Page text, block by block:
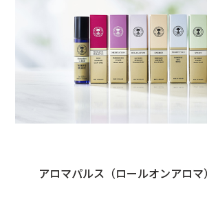
アロマパルス（ロールオンアロ